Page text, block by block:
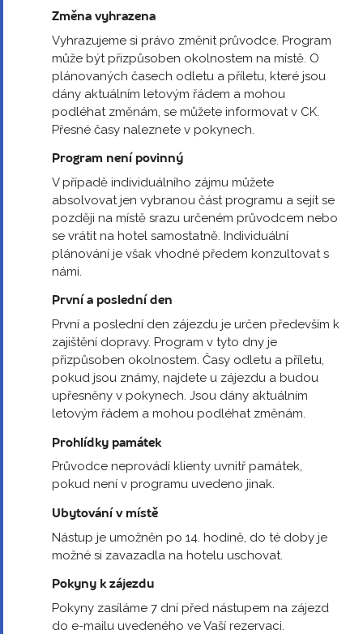
Změna vyhrazena
Vyhrazujeme si právo změnit průvodce. Program
může být přizpůsoben okolnostem na místě. O
plánovaných časech odletu a příletu, které jsou
dány aktuálním letovým řádem a mohou
podléhat změnám, se můžete informovat v CK.
Přesné časy naleznete v pokynech.
Program není povinný
V případě individuálního zájmu můžete
absolvovat jen vybranou část programu a sejít se
později na místě srazu určeném průvodcem nebo
se vrátit na hotel samostatně. Individuální
plánování je však vhodné předem konzultovat s
námi.
První a poslední den
První a poslední den zájezdu je určen především k
zajištění dopravy. Program v tyto dny je
přizpůsoben okolnostem. Časy odletu a příletu,
pokud jsou známy, najdete u zájezdu a budou
upřesněny v pokynech. Jsou dány aktuálním
letovým řádem a mohou podléhat změnám.
Prohlídky památek
Průvodce neprovádí klienty uvnitř památek,
pokud není v programu uvedeno jinak.
Ubytování v místě
Nástup je umožněn po 14. hodině, do té doby je
možné si zavazadla na hotelu uschovat.
Pokyny k zájezdu
Pokyny zasíláme 7 dní před nástupem na zájezd
do e-mailu uvedeného ve Vaší rezervaci.